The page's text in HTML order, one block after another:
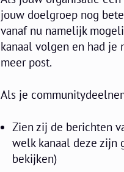
jouw doelgroep nog
vanaf nu namelijk
kanaal volgen en had je
meer post.
Als je
Zien zij de berichten
welk kanaal deze zijn
bekijken)